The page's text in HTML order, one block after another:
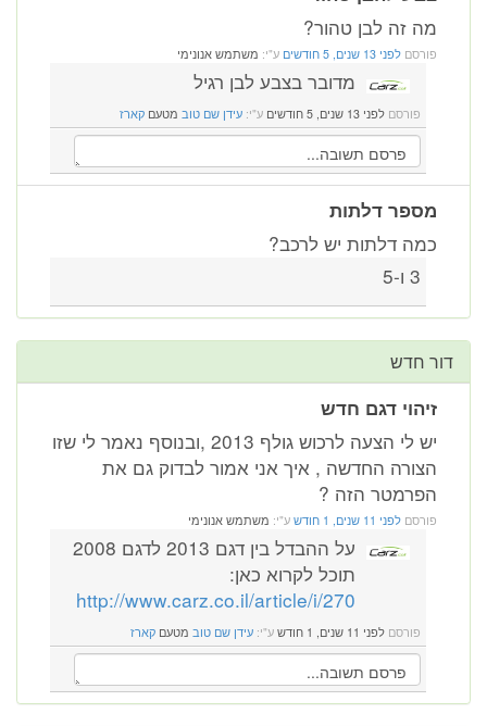
מה זה לבן טהור?
פורסם לפני 13 שנים, 5 חודשים ע"י: משתמש אנונימי
מדובר בצבע לבן רגיל
פורסם לפני 13 שנים, 5 חודשים ע"י: עידן שם טוב מטעם קארז
מספר דלתות
כמה דלתות יש לרכב?
3 ו-5
דור חדש
זיהוי דגם חדש
יש לי הצעה לרכוש גולף 2013 ,ובנוסף נאמר לי שזו
הצורה החדשה , איך אני אמור לבדוק גם את
הפרמטר הזה ?
פורסם לפני 11 שנים, 1 חודש ע"י: משתמש אנונימי
על ההבדל בין דגם 2013 לדגם 2008
תוכל לקרוא כאן:
http://www.carz.co.il/article/i/270
פורסם לפני 11 שנים, 1 חודש ע"י: עידן שם טוב מטעם קארז